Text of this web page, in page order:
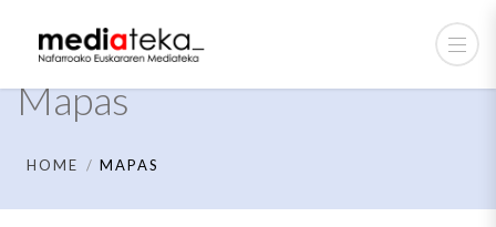
Mapas
HOME MAPAS